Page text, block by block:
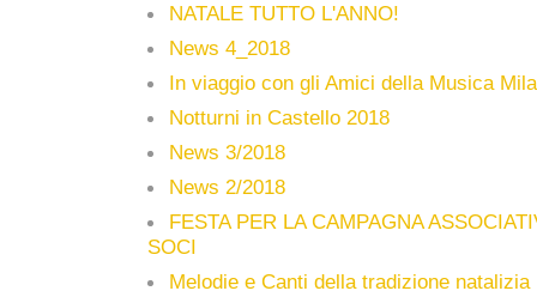
NATALE TUTTO L'ANNO!
News 4_2018
In viaggio con gli Amici della Musica
Notturni in Castello 2018
News 3/2018
News 2/2018
FESTA PER LA CAMPAGNA
SOCI
Melodie e Canti della tradizione natalizia